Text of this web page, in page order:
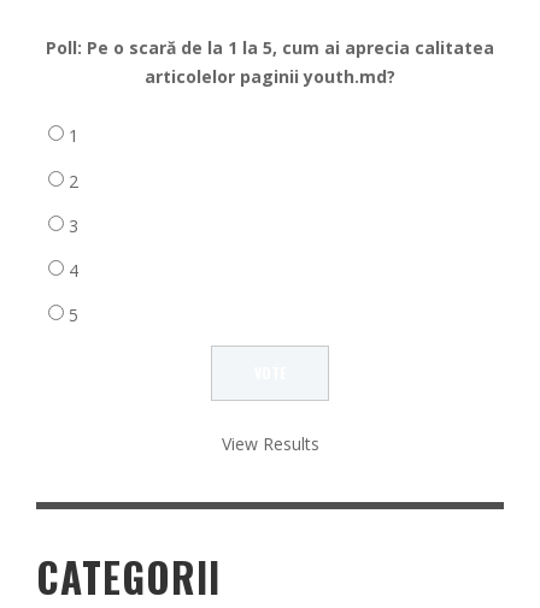
Poll: Pe o scară de la 1 la 5, cum ai aprecia calitatea
articolelor paginii youth.md?
1
2
3
4
5
View Results
CATEGORII